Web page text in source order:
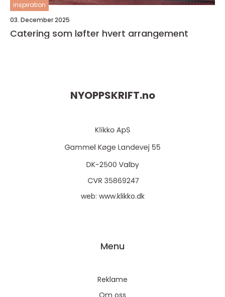
inspiration
03. December 2025
Catering som løfter hvert arrangement
NYOPPSKRIFT.no
web: www.klikko.dk
Menu
Reklame
Om oss